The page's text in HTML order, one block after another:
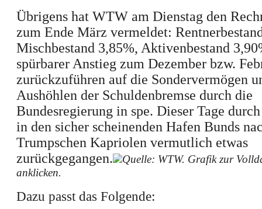
Übrigens hat WTW am Dienstag den
zum Ende März vermeldet:
Mischbestand 3,85%, Aktivenbestand
spürbarer Anstieg zum Dezember bzw.
zurückzuführen auf die Sondervermögen
Aushöhlen der Schuldenbremse durch die
Bundesregierung in spe. Dieser Tage
in den sicher scheinenden Hafen Bunds
Trumpschen Kapriolen vermutlich etwas
zurückgegangen.
Quelle: WTW. Grafik zur
anklicken.
Dazu passt das Folgende: